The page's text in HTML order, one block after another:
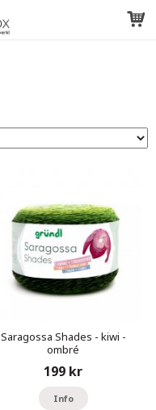
Saragossa Shades - kiwi -
ombré
199 kr
Info